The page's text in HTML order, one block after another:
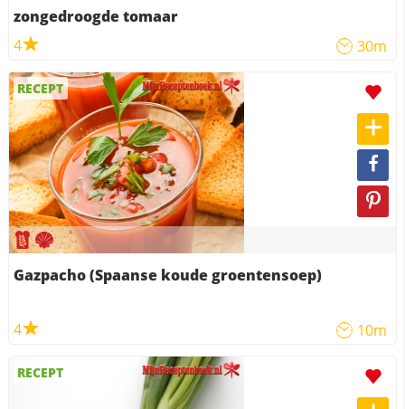
zongedroogde tomaar
4
30m
RECEPT
Gazpacho (Spaanse koude groentensoep)
4 10m
RECEPT